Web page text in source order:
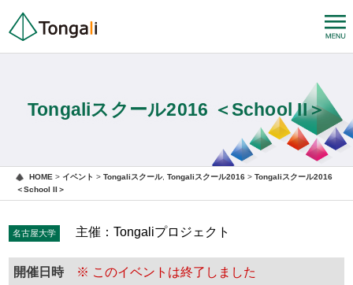
Tongaliスクール2016 ＜School II＞
HOME > イベント > Tongaliスクール, Tongaliスクール2016 > Tongaliスクール2016
＜School II＞
名古屋大学 主催：Tongaliプロジェクト
開催日時 ※ このイベントは終了しました